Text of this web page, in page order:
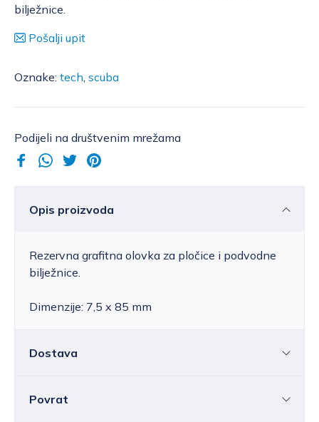
bilježnice.
Pošalji upit
Oznake: tech scuba
Podijeli na društvenim mrežama
Opis proizvoda
Rezervna grafitna olovka za pločice i podvodne
bilježnice.
Dimenzije: 7,5 x 85 mm
Dostava
Hrvatska
Povrat